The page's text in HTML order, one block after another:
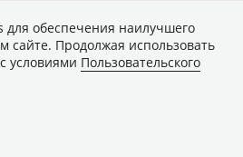
обеспечения наилучшего
сайте. Продолжая использовать
условиями Пользовательского